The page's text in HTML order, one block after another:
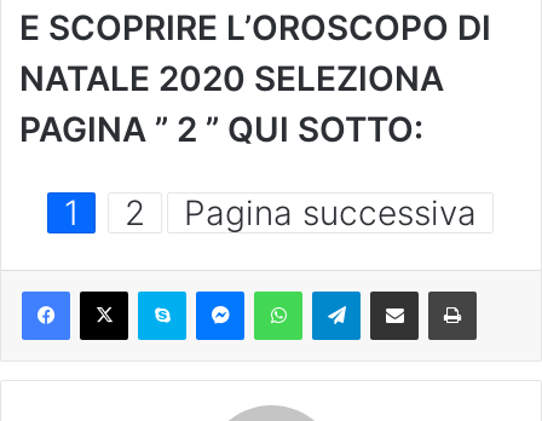
E SCOPRIRE L’OROSCOPO DI
NATALE 2020 SELEZIONA
PAGINA ” 2 ” QUI SOTTO:
1 2 Pagina successiva